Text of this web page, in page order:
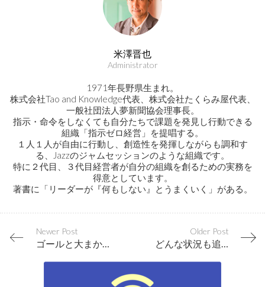
米澤晋也
Administrator
1971年長野県生まれ。
株式会社Tao and Knowledge代表、株式会社たくらみ屋代表、
一般社団法人夢新聞協会理事長。
指示・命令をしなくても自分たちで課題を発見し行動できる
組織「指示ゼロ経営」を提唱する。
１人１人が自由に行動し、創造性を発揮しながらも調和す
る、Jazzのジャムセッションのような組織です。
特に２代目、３代目経営者が自分の組織を創るための実務を
得意としています。
著書に「リーダーが『何もしない』とうまくいく」がある。
Newer Post Older Post